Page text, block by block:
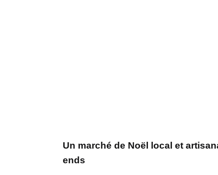
Un marché de Noël local et
ends